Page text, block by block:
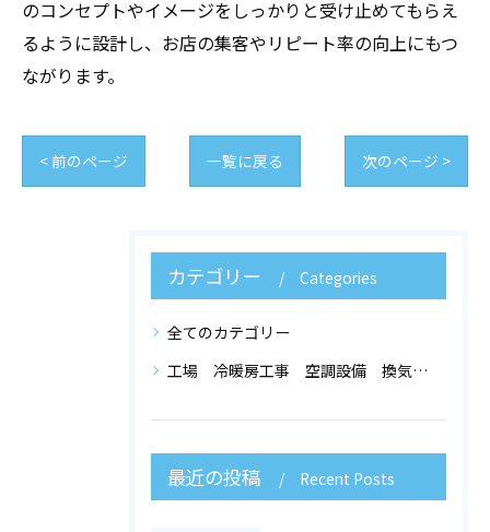
のコンセプトやイメージをしっかりと受け止めてもらえ
るように設計し、お店の集客やリピート率の向上にもつ
ながります。
< 前のページ 一覧に戻る 次のページ >
カテゴリー Categories
全てのカテゴリー
工場 冷暖房工事 空調設備 換気設備 店舗設計
最近の投稿 Recent Posts